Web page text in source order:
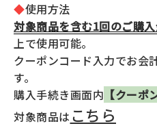
お支
送料
返品
◆使用方法
対象商品を含む1回のご購
上で使用可能。
クーポンコード入力でお会
す。
購入手続き画面内 【クーポ
対象商品は こちら